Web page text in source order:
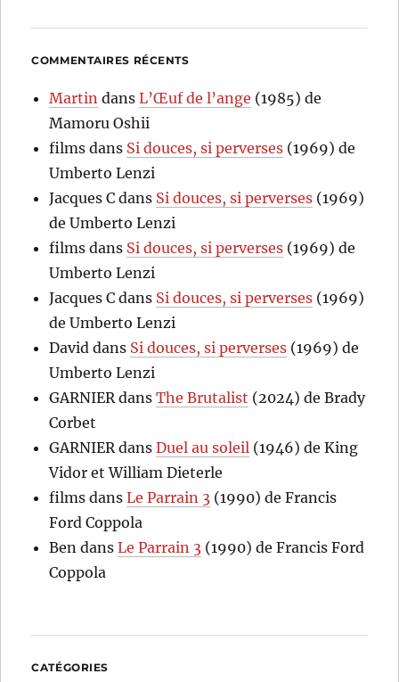
COMMENTAIRES RÉCENTS
Martin dansL’Œuf de l’ange (1985) de
Mamoru Oshii
films dans Si douces, si perverses (1969) de
Umberto Lenzi
Jacques C dans Si douces, si perverses (1969)
de Umberto Lenzi
films dans Si douces, si perverses (1969) de
Umberto Lenzi
Jacques C dans Si douces, si perverses (1969)
de Umberto Lenzi
David dans Si douces, si perverses (1969) de
Umberto Lenzi
GARNIERdansThe Brutalist (2024) de Brady
Corbet
GARNIERdansDuel au soleil (1946) de King
Vidor et William Dieterle
films dansLe Parrain 3 (1990) de Francis
Ford Coppola
Ben dansLe Parrain 3 (1990) de Francis Ford
Coppola
CATÉGORIES